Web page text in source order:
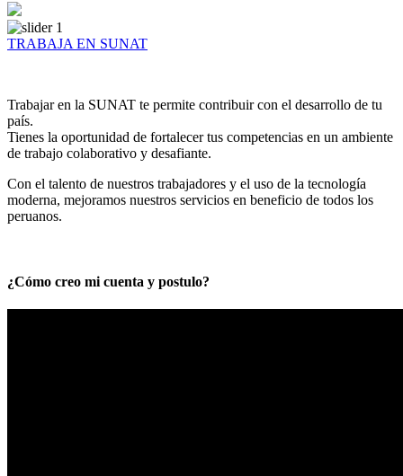
TRABAJA EN SUNAT
Trabajar en la SUNAT te permite contribuir con el desarrollo de tu
país.
Tienes la oportunidad de fortalecer tus competencias en un ambiente
de trabajo colaborativo y desafiante.
Con el talento de nuestros trabajadores y el uso de la tecnología
moderna, mejoramos nuestros servicios en beneficio de todos los
peruanos.
¿Cómo creo mi cuenta y postulo?